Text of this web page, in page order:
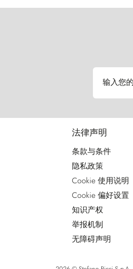
输入您
法律声明
条款与条件
隐私政策
Cookie 使用说明
Cookie 偏好设置
知识产权
举报机制
无障碍声明